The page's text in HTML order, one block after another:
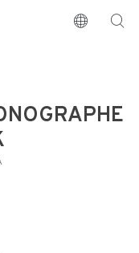
index.php/fr